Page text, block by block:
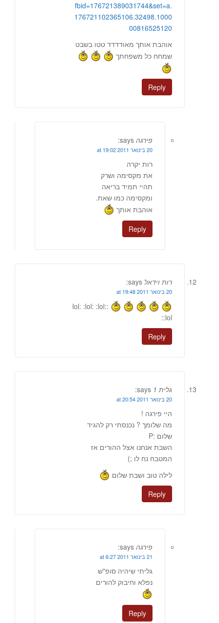
fbid=176721389031744&set=a.
176721102365106.32498.1000
00816525120
אוהבת אותך מאודדדד טטו בשבט
שמחח כל משפחתך
Reply
פירגה says:
20 בינואר 2011 at 19:02
רות יקרה
את מקסימה ושרק
תהיי תמיד בריאה
ומקסימה כמו שאת.
אוהבת אותך
Reply
רות וידאל says:
20 בינואר 2011 at 19:48
:lol: :lol: :lol:
:lol:
Reply
גלית 1 says:
20 בינואר 2011 at 20:54
היי פירגה !
מה שלומך ? נכנסתי רק להגיד
שלום :P
השבת אנחנו אצל ההורים אז
המטבח נח לו ;)
לילה טוב ושבת שלום
Reply
פירגה says:
21 בינואר 2011 at 6:27
גליתי שיהיה סופ"ש
נפלא וחיבוק להורים
Reply